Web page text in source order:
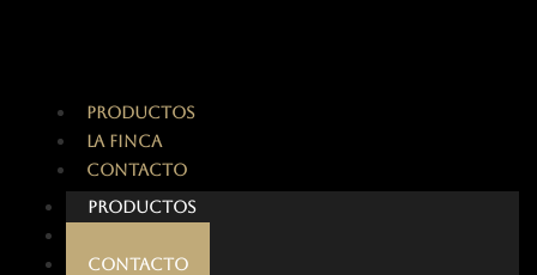
PRODUCTOS
LA FINCA
CONTACTO
PRODUCTOS
CONTACTO